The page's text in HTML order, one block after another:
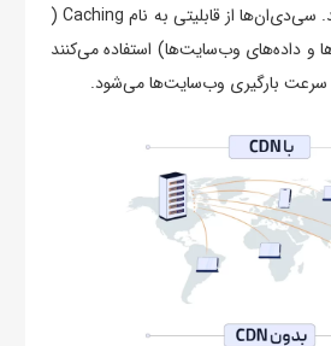
نیز کمک فراوانی می‌کنند. سی‌دی‌ان‌ها از قابلیتی به نام Caching (
و داده‌های وب‌سایت‌ها) استفاده می‌کنند
سرعت بارگیری وب‌سایت‌ها می‌شود.